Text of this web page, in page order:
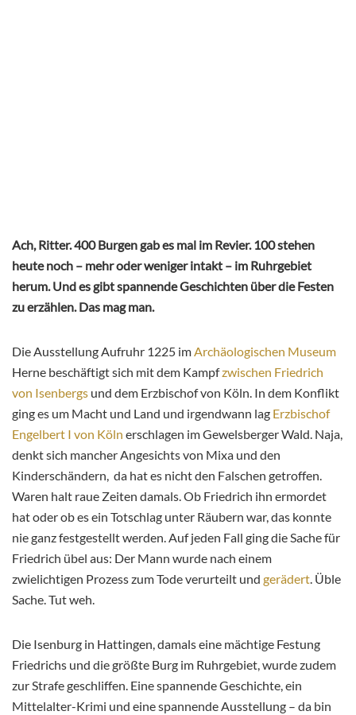
Ach, Ritter. 400 Burgen gab es mal im Revier. 100 stehen
heute noch – mehr oder weniger intakt – im Ruhrgebiet
herum. Und es gibt spannende Geschichten über die Festen
zu erzählen. Das mag man.
Die Ausstellung Aufruhr 1225 imArchäologischen Museum
Herne beschäftigt sich mit dem Kampfzwischen Friedrich
von Isenbergs und dem Erzbischof von Köln. In dem Konflikt
ging es um Macht und Land und irgendwann lag Erzbischof
Engelbert I von Köln erschlagen im Gewelsberger Wald. Naja,
denkt sich mancher Angesichts von Mixa und den
Kinderschändern, da hat es nicht den Falschen getroffen.
Waren halt raue Zeiten damals. Ob Friedrich ihn ermordet
hat oder ob es ein Totschlag unter Räubern war, das konnte
nie ganz festgestellt werden. Auf jeden Fall ging die Sache für
Friedrich übel aus: Der Mann wurde nach einem
zwielichtigen Prozess zum Tode verurteilt und gerädert. Üble
Sache. Tut weh.
Die Isenburg in Hattingen, damals eine mächtige Festung
Friedrichs und die größte Burg im Ruhrgebiet, wurde zudem
zur Strafe geschliffen. Eine spannende Geschichte, ein
Mittelalter-Krimi und eine spannende Ausstellung – da bin